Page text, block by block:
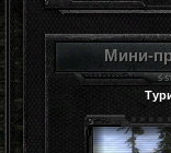
Мини-